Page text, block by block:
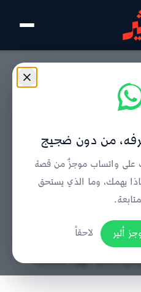
عودة العُمانيين
تيسير عودة المواطنين من
منظمة بالتنسيق مع
ضمن جهود مستمرة
من دون ضجيج
على واتساب موجزٌ من قصة
يهمك، وما الذي يستحق
أثير
لاحقاً